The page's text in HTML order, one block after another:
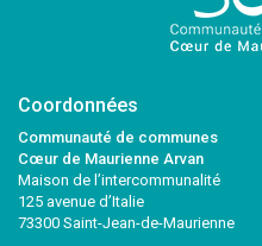
Coordonnées
Communauté de communes
Cœur de Maurienne Arvan
Maison de l’intercommunalité
125 avenue d’Italie
73300 Saint-Jean-de-Maurienne